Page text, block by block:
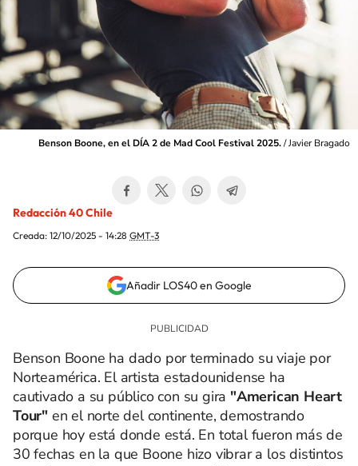
Benson Boone, en el DÍA 2 de Mad Cool Festival 2025./Javier Bragado
Redacción 40 Chile
Creada: 12/10/2025 - 14:28 GMT-3
Añadir LOS40 en Google
Benson Boone ha dado por terminado su viaje por
Norteamérica. El artista estadounidense ha
cautivado a su público con su gira "American Heart
Tour" en el norte del continente, demostrando
porque hoy está donde está. En total fueron más de
30 fechas en la que Boone hizo vibrar a los distintos